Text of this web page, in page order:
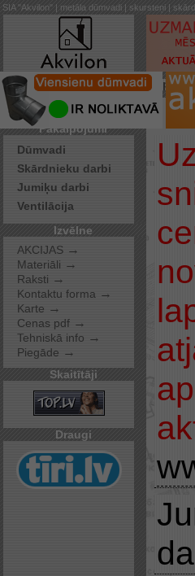
SIA "Akvilon" | metāla dūmvadi | skursteņi |
par
Pakalpojumi
Dūmvadi
Skārdnieku darbi
Jumiķu darbi
Ventilācija
Izvēlne
AKCIJAS →
Materiāli →
Raksti →
Kontaktu forma →
Karte →
Cenas pdf →
Tehniskā info →
Piegāde →
Skaitītāji
Draugi